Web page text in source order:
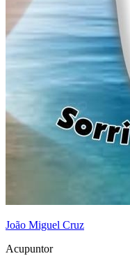
João Miguel Cruz
Acupuntor